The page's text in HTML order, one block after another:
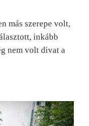
más szerepe volt,
inkább
nem volt divat a